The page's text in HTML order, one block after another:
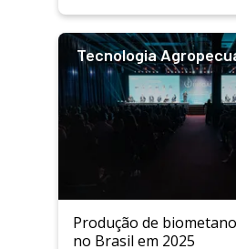
Tecnologia
Produção de
no Brasil em 2025